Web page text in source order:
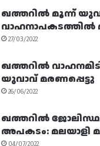
ഖത്തറിൽ മൂന്ന്
വാഹനാപകടത്തിൽ
27/03/2022
ഖത്തറിൽ
യുവാവ് മരണപ്പെട്ടു
26/06/2022
ഖത്തറിൽ
അപകടം: മലയാളി